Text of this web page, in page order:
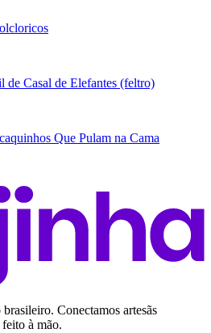
de Casal de Elefantes (feltro)
Que Pulam na Cama
Conectamos artesãs
à mão.